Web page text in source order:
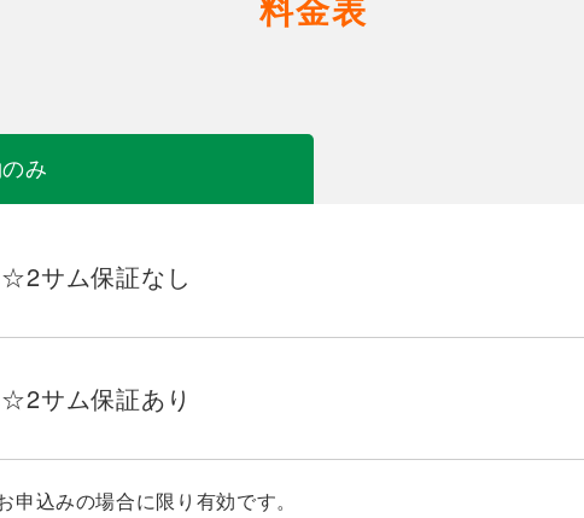
料金表
み
サム保証なし
サム保証あり
込みの場合に限り有効です。